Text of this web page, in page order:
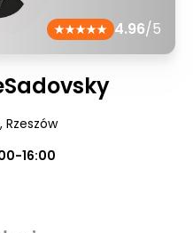
4.96/5
, Rzeszów
16:00